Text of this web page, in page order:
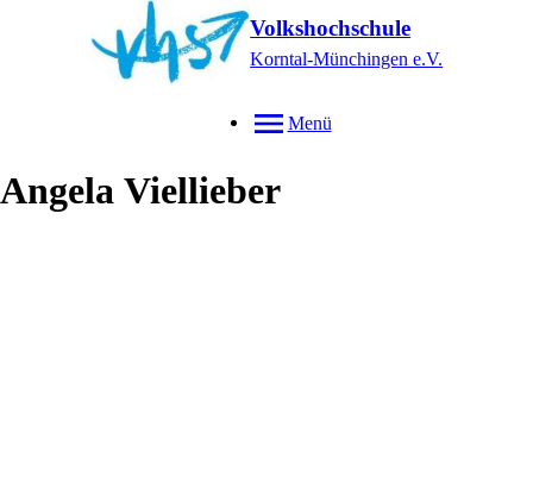
Volkshochschule
Korntal-Münchingen e.V.
Menü
Angela Viellieber